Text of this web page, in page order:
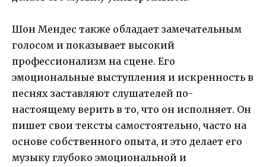
Шон Мендес также обладает замечательным
голосом и показывает высокий
профессионализм на сцене. Его
эмоциональные выступления и искренность в
песнях заставляют слушателей по-
настоящему верить в то, что он исполняет. Он
пишет свои тексты самостоятельно, часто на
основе собственного опыта, и это делает его
музыку глубоко эмоциональной и